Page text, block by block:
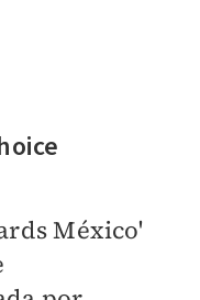
México'